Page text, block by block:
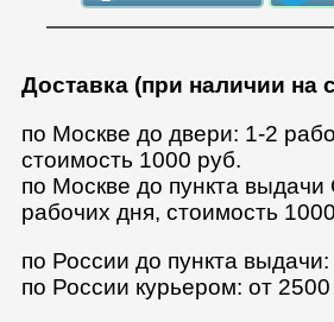
Доставка (при наличии на
по Москве до двери: 1-2
стоимость 1000 руб.
по Москве до пункта
рабочих дня, стоимость
по России до пункта
по России курьером: от